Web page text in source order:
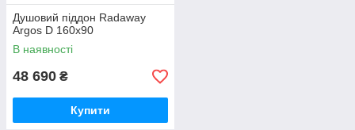
Душовий піддон Radaway
Argos D 160x90
В наявності
48 690 ₴
Купити